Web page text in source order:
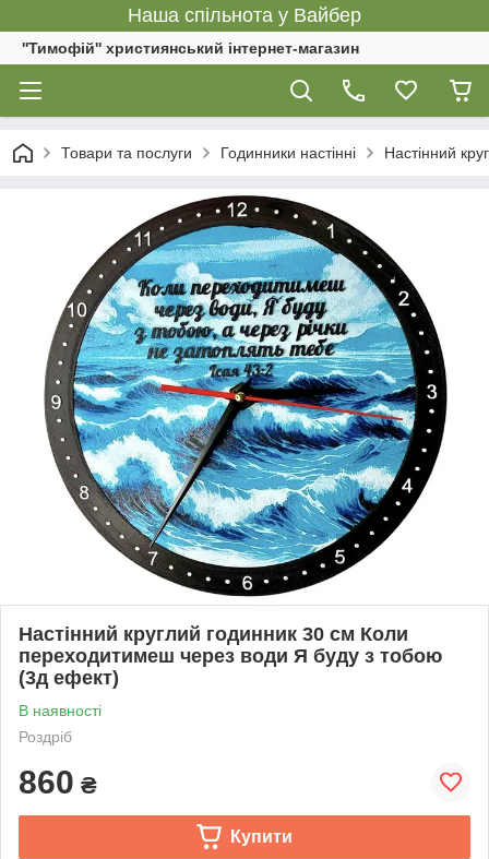
Наша спільнота у Вайбер
''Тимофій'' християнський інтернет-магазин
Товари та послуги Годинники настінні Настінний
Настінний круглий годинник 30 см Коли
переходитимеш через води Я буду з тобою
(3д ефект)
В наявності
Роздріб
860 ₴
Купити